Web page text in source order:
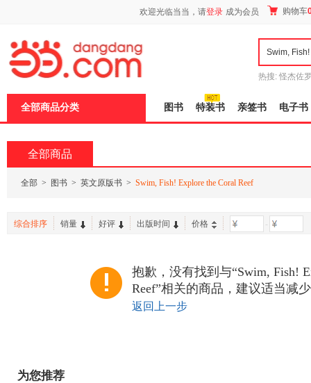
欢迎光临当当，请登录 成为会员 购物车
热搜: 怪杰佐
全部商品分类 图书 特装书 亲签书 电子书
全部商品
全部 > 图书 > 英文原版书 > Swim, Fish! Explore the Coral Reef
综合排序 销量 好评 出版时间 价格 -
抱歉，没有找到与“Swim, Fish!
Reef”相关的商品，建议适当减
返回上一步
为您推荐
页
加